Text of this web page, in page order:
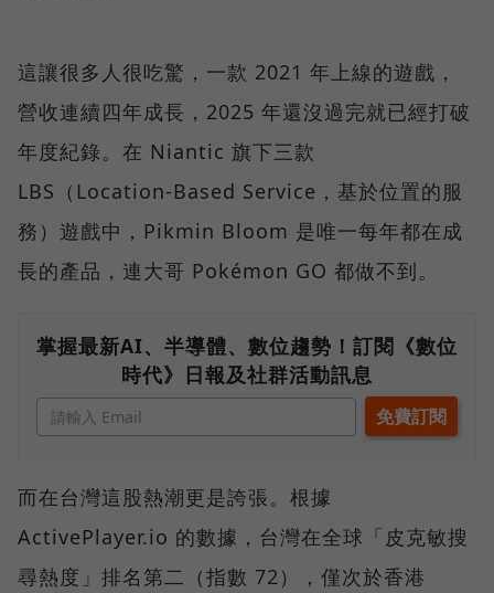
這讓很多人很吃驚，一款 2021 年上線的遊戲，
營收連續四年成長，2025 年還沒過完就已經打破
年度紀錄。在 Niantic 旗下三款
LBS（Location-Based Service，基於位置的服
務）遊戲中，Pikmin Bloom 是唯一每年都在成
長的產品，連大哥 Pokémon GO 都做不到。
掌握最新AI、半導體、數位趨勢！訂閱《數位
時代》日報及社群活動訊息
而在台灣這股熱潮更是誇張。根據
ActivePlayer.io 的數據，台灣在全球「皮克敏搜
尋熱度」排名第二（指數 72），僅次於香港